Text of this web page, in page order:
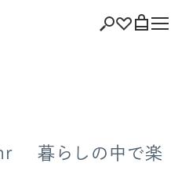
を見る
暮らしの中で楽